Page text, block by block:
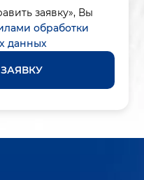
заявку», Вы
обработки
данных